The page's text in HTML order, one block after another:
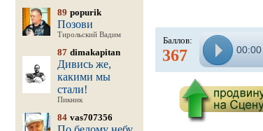
89 popurik
Позови
Тирольский Вадим
87 dimakapitan
Дивись же,
какими мы
стали!
Пикник
84 vas707356
Баллов:
367 00:00